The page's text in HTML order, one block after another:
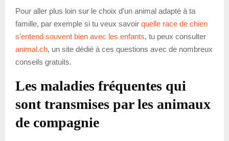
Pour aller plus loin sur le choix d’un animal adapté à ta
famille, par exemple si tu veux savoir quelle race de chien
s’entend souvent bien avec les enfants, tu peux consulter
animal.ch, un site dédié à ces questions avec de nombreux
conseils gratuits.
Les maladies fréquentes qui
sont transmises par les animaux
de compagnie